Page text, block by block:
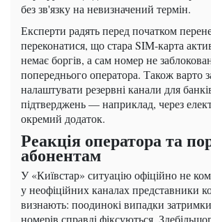
без зв'язку на невизначений термін.
Експерти радять перед початком
переконатися, що стара SIM-карта
немає боргів, а сам номер не
попереднього оператора. Також варто
налаштувати резервні канали для
підтверджень — наприклад, через
окремий додаток.
Реакція оператора та
абонентам
У «Київстар» ситуацію офіційно не
у неофіційних каналах представники
визнають: поодинокі випадки
номерів справді фіксуються.